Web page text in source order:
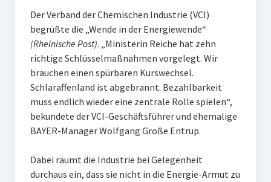
Der Verband der Chemischen Industrie (VCI)
begrüßte die „Wende in der Energiewende“
(Rheinische Post). „Ministerin Reiche hat zehn
richtige Schlüsselmaßnahmen vorgelegt. Wir
brauchen einen spürbaren Kurswechsel.
Schlaraffenland ist abgebrannt. Bezahlbarkeit
muss endlich wieder eine zentrale Rolle spielen“,
bekundete der VCI-Geschäftsführer und ehemalige
BAYER-Manager Wolfgang Große Entrup.
Dabei räumt die Industrie bei Gelegenheit
durchaus ein, dass sie nicht in die Energie-Armut zu